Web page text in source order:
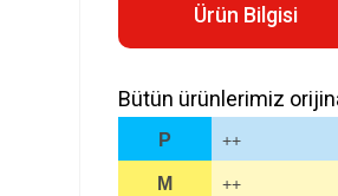
Ürün Bilgisi
Bütün ürünlerimiz
P ++
M ++